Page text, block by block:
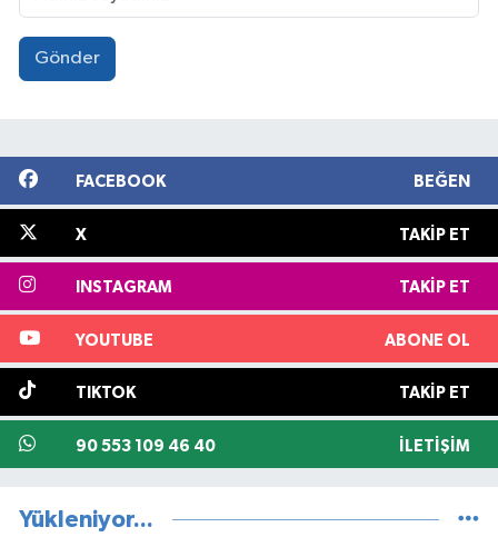
Gönder
FACEBOOK BEĞEN
X TAKIP ET
INSTAGRAM TAKIP ET
YOUTUBE ABONE OL
TIKTOK TAKIP ET
90 553 109 46 40 İLETIŞIM
Yükleniyor...